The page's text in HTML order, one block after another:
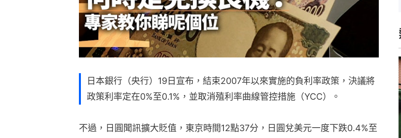
日本銀行（央行）19日宣布，結束2007年以來實施的負利率政策，決議將
政策利率定在0%至0.1%，並取消殖利率曲線管控措施（YCC）。
不過，日圓聞訊擴大貶值，東京時間12點37分，日圓兌美元一度下跌0.4%至